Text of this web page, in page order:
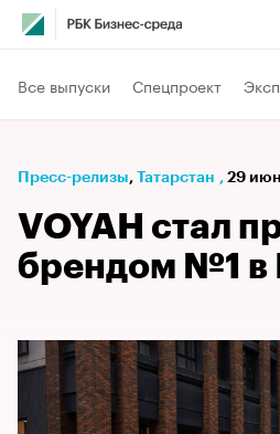
Все выпуски Спецпроект
Пресс-релизы⁠, Татарстан , 29
VOYAH стал
брендом №1 в